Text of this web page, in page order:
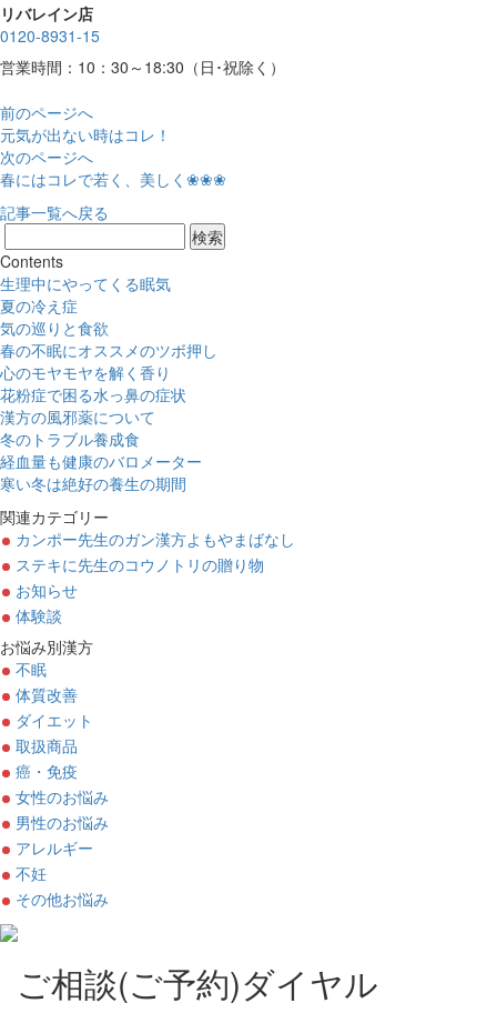
リバレイン店
0120-8931-15
営業時間：10：30～18:30（日･祝除く）
前のページへ
元気が出ない時はコレ！
次のページへ
春にはコレで若く、美しく❀❀❀
記事一覧へ戻る
Contents
生理中にやってくる眠気
夏の冷え症
気の巡りと食欲
春の不眠にオススメのツボ押し
心のモヤモヤを解く香り
花粉症で困る水っ鼻の症状
漢方の風邪薬について
冬のトラブル養成食
経血量も健康のバロメーター
寒い冬は絶好の養生の期間
関連カテゴリー
カンポー先生のガン漢方よもやまばなし
ステキに先生のコウノトリの贈り物
お知らせ
体験談
お悩み別漢方
不眠
体質改善
ダイエット
取扱商品
癌・免疫
女性のお悩み
男性のお悩み
アレルギー
不妊
その他お悩み
ご相談(ご予約)ダイヤル